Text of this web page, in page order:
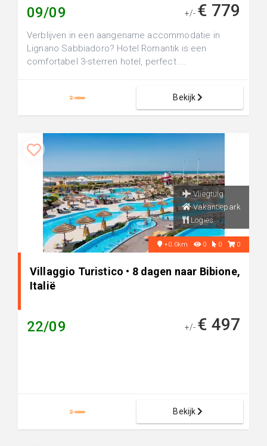
09/09 +/- € 779
Verblijven in een aangename accommodatie in
Lignano Sabbiadoro? Hotel Romantik is een
comfortabel 3-sterren hotel, perfect ...
Bekijk
Vliegtuig
Vakantiepark
Logies
+0.0km 0 0 0
Villaggio Turistico • 8 dagen naar Bibione,
Italië
22/09 +/- € 497
Bekijk